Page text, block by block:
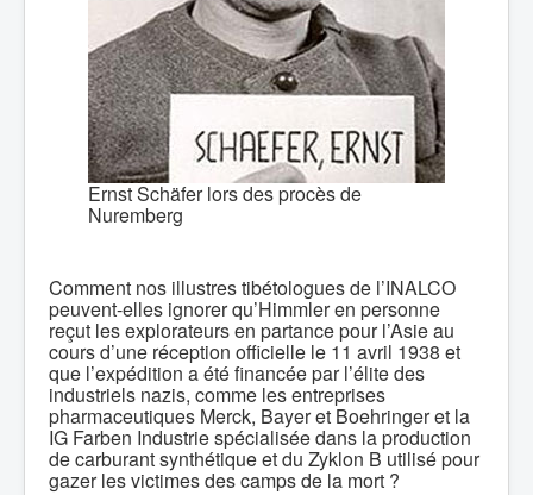
Ernst Schäfer lors des procès de
Nuremberg
Comment nos illustres tibétologues de l’INALCO
peuvent-elles ignorer qu’Himmler en personne
reçut les explorateurs en partance pour l’Asie au
cours d’une réception officielle le 11 avril 1938 et
que l’expédition a été financée par l’élite des
industriels nazis, comme les entreprises
pharmaceutiques Merck, Bayer et Boehringer et la
IG Farben Industrie spécialisée dans la production
de carburant synthétique et du Zyklon B utilisé pour
gazer les victimes des camps de la mort ?